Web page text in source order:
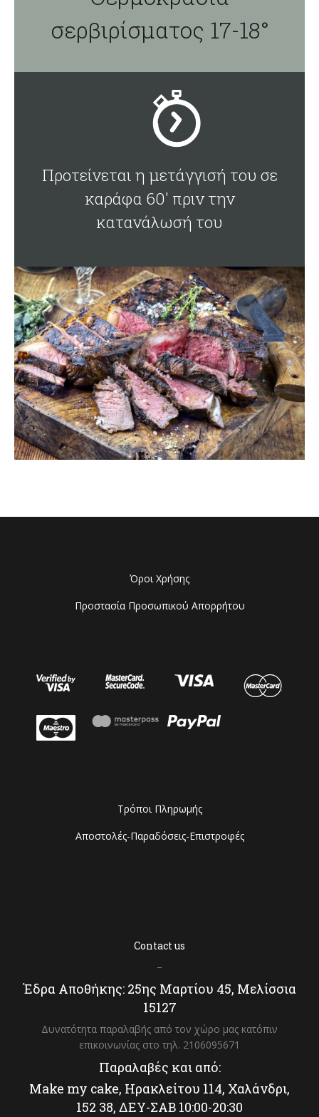
σερβιρίσματος 17-18°
Προτείνεται η μετάγγισή του σε
καράφα 60' πριν την
κατανάλωσή του
Όροι Χρήσης
Προστασία Προσωπικού Απορρήτου
Τρόποι Πληρωμής
Αποστολές-Παραδόσεις-Επιστροφές
Contact us
–
Έδρα Αποθήκης: 25ης Μαρτίου 45, Μελίσσια
15127
Δυνατότητα παραλαβής από τον χώρο μας κατόπιν
επικοινωνίας στο τηλ. 2106095671
Παραλαβές και από:
Make my cake, Ηρακλείτου 114, Χαλάνδρι,
152 38, ΔΕΥ-ΣΑΒ 10:00-20:30